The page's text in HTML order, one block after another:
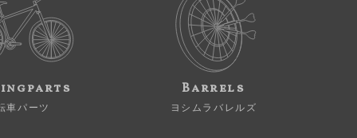
車パーツ
Barrels
ヨシムラバレルズ